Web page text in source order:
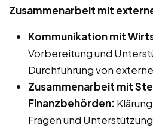
Zusammenarbeit mit
Kommunikation mit
Vorbereitung und
Durchführung von
Zusammenarbeit mit
Finanzbehörden:
Fragen und